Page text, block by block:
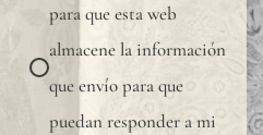
para que esta web
almacene la información
que envío para que
puedan responder a mi